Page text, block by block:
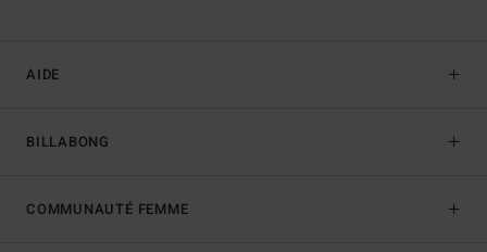
AIDE
BILLABONG
COMMUNAUTÉ FEMME